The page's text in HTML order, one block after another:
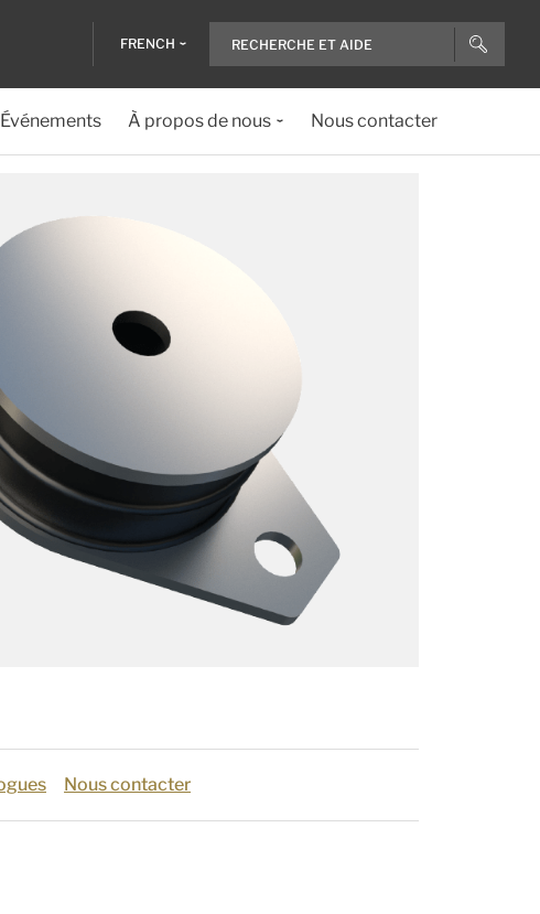
FRENCH
Événements À propos de nous Nous contacter
Nous contacter